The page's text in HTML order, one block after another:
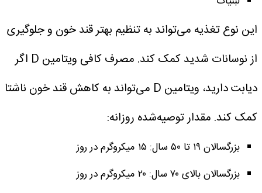
این نوع تغذیه می‌تواند به تنظیم بهتر قند خون و جلوگیری
از نوسانات شدید کمک کند. مصرف کافی ویتامین D
اگر
دیابت دارید، ویتامین D می‌تواند به کاهش قند خون ناشتا
کمک کند. مقدار توصیه‌شده روزانه:
بزرگسالان ۱۹ تا ۵۰ سال: ۱۵ میکروگرم در روز
بزرگسالان بالای ۷۰ سال: ۲۰ میکروگرم در روز